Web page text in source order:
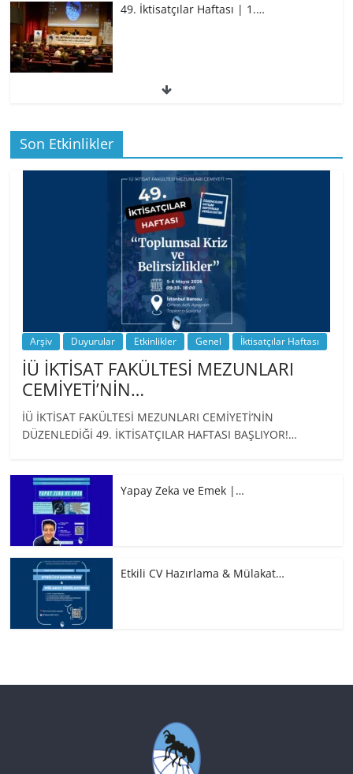
49. İktisatçılar Haftası | 1.…
49. İktisatçılar Haftası | 1.…
BİZ İKTİSATLILAR: İÇİMİZDEN BİRİ PROF.
…
Son Etkinlikler
Arşiv Duyurular Etkinlikler Genel İktisatçılar Haftası
İÜ İKTİSAT FAKÜLTESİ MEZUNLARI
CEMİYETİ’NİN…
İÜ İKTİSAT FAKÜLTESİ MEZUNLARI CEMİYETİ’NİN
DÜZENLEDİĞİ 49. İKTİSATÇILAR HAFTASI BAŞLIYOR!…
Yapay Zeka ve Emek |…
Etkili CV Hazırlama & Mülakat…